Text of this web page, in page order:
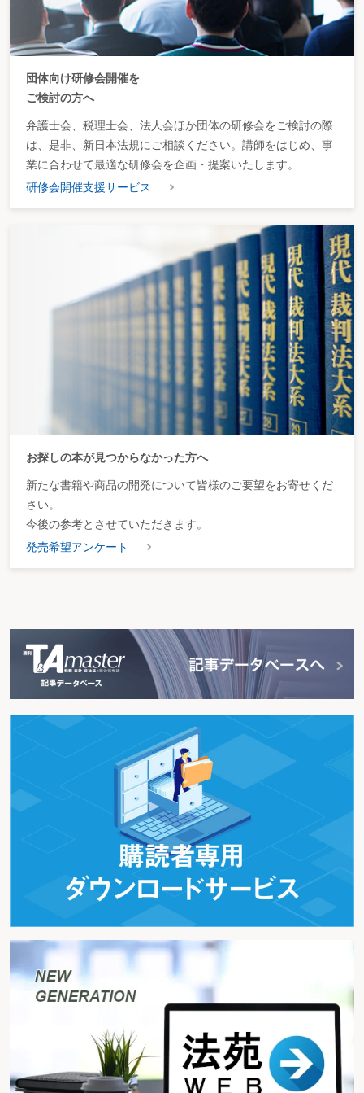
団体向け研修会開催を
ご検討の方へ
弁護士会、税理士会、法人会ほか団体の研修会をご検討の際
は、是非、新日本法規にご相談ください。講師をはじめ、事
業に合わせて最適な研修会を企画・提案いたします。
研修会開催支援サービス
お探しの本が見つからなかった方へ
新たな書籍や商品の開発について皆様のご要望をお寄せくだ
さい。
今後の参考とさせていただきます。
発売希望アンケート